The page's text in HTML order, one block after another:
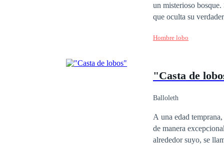
un misterioso
que oculta su verdadero poder. Una mañana, despierta en medio de un lago
Ragnar debe luchar
vampiro, Valerian,
Hombre lobo
"Casta de
Balloleth
A una edad
de manera
alrededor suyo, se